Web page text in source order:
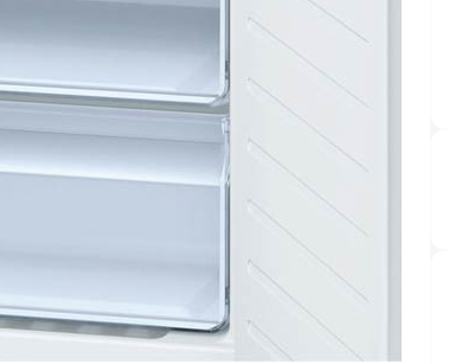
124.92 AZN x 12 ay
BolKart ilə 12 aya faizsiz ödə!